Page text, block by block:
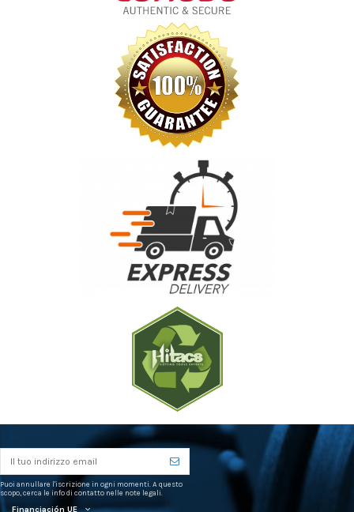
Puoi annullare l'iscrizione in ogni momenti. A questo
scopo, cerca le info di contatto nelle note legali.
Financiación UE